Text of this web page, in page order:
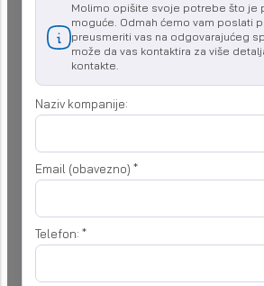
Molimo opišite svoje potrebe što je
moguće. Odmah ćemo vam poslati
preusmeriti vas na odgovarajućeg
može da vas kontaktira za više
kontakte.
Naziv kompanije:
Email (obavezno) *
Telefon: *